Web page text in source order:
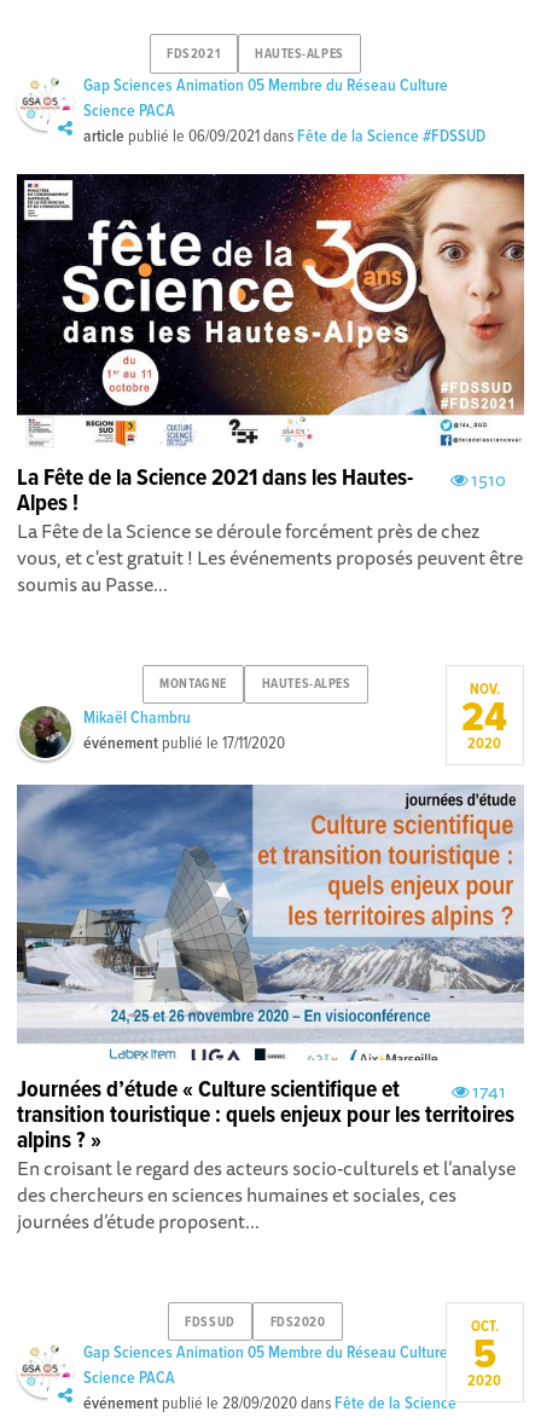
FDS2021 HAUTES-ALPES
Gap Sciences Animation 05 Membre du Réseau Culture
Science PACA
article publié le06/09/2021dans Fête de la Science #FDSSUD
1510
La Fête de la Science 2021 dans les Hautes-
Alpes !
La Fête de la Science se déroule forcément près de chez
vous, et c'est gratuit ! Les événements proposés peuvent être
soumis au Passe...
MONTAGNE HAUTES-ALPES
Mikaël Chambru
événement publié le17/11/2020
NOV.
24
2020
1741
Journées d’étude « Culture scientifique et
transition touristique : quels enjeux pour les territoires
alpins ? »
En croisant le regard des acteurs socio-culturels et l’analyse
des chercheurs en sciences humaines et sociales, ces
journées d’étude proposent...
FDSSUD FDS2020
Gap Sciences Animation 05 Membre du Réseau Culture
Science PACA
événement publié le28/09/2020dans Fête de la Science
OCT.
5
2020